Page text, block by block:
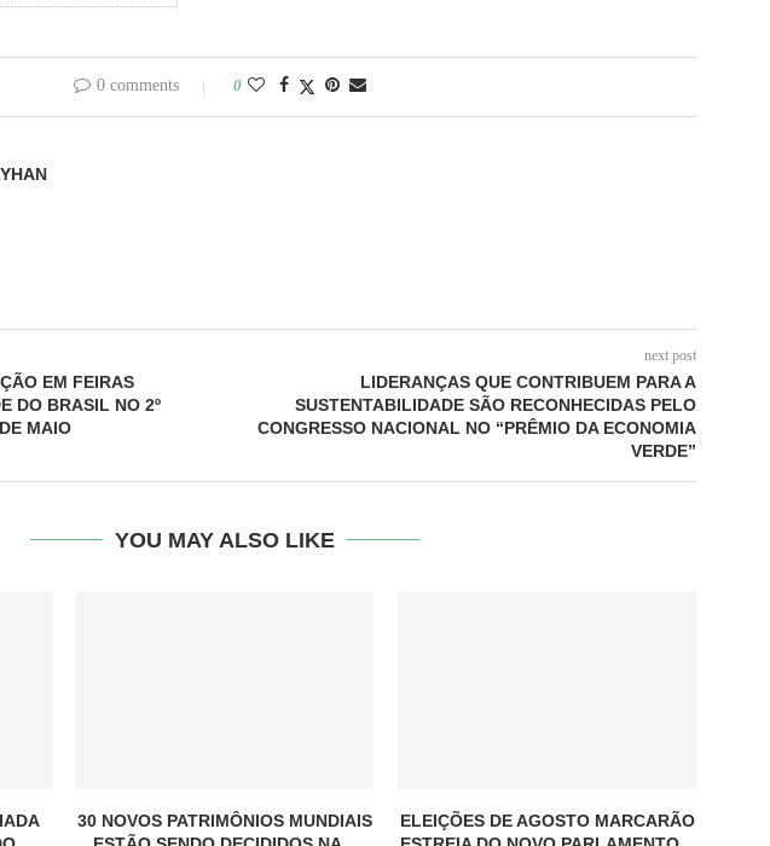
0 comments 0
EM FEIRAS
DO BRASIL NO 2º
MAIO
next post
LIDERANÇAS QUE CONTRIBUEM PARA A
SUSTENTABILIDADE SÃO RECONHECIDAS PELO
CONGRESSO NACIONAL NO “PRÊMIO DA ECONOMIA
VERDE”
YOU MAY ALSO LIKE
30 NOVOS PATRIMÔNIOS MUNDIAIS
ELEIÇÕES DE AGOSTO MARCARÃO